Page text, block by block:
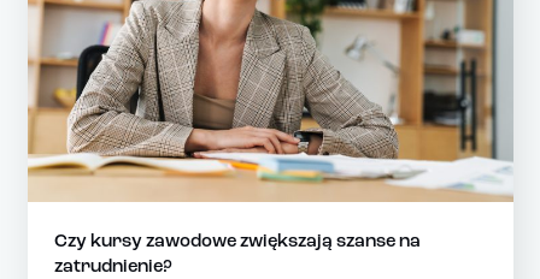
Czy kursy zawodowe zwiększają szanse na
zatrudnienie?